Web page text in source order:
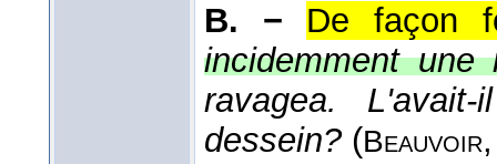
B. −
De façon
incidemment une
ravagea.
dessein? (Beauvoir